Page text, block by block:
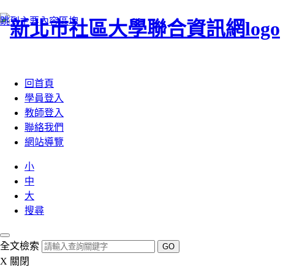
跳到主要內容區塊
回首頁
學員登入
教師登入
聯絡我們
網站導覽
小
中
大
搜尋
全文檢索 GO
X 關閉